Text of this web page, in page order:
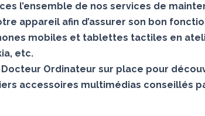
l’ensemble de nos services de
appareil afin d’assurer son bon
mobiles et tablettes tactiles en
etc.
Ordinateur sur place pour
accessoires multimédias conseillés